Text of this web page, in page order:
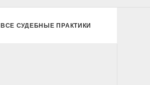
ВСЕ СУДЕБНЫЕ ПРАКТИКИ